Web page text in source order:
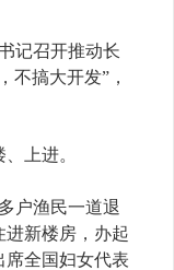
记召开推动长
不搞大开发”，
上进。
户渔民一道退
进新楼房，办起
席全国妇女代表